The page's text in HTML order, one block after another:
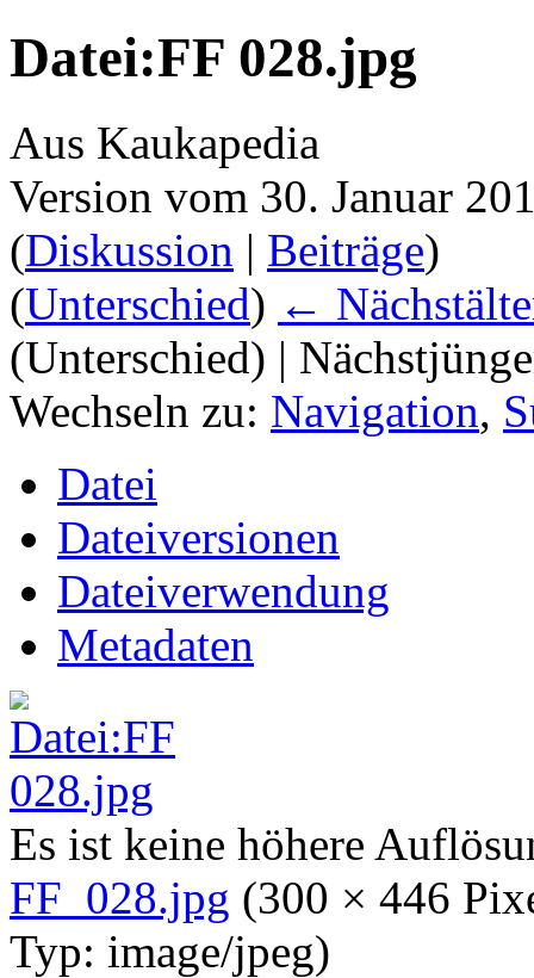
Datei:FF 028.jpg
Aus Kaukapedia
Version vom 30. Januar
(Diskussion | Beiträge)
(Unterschied) ←
(Unterschied) |
Wechseln zu: Navigation,
Datei
Dateiversionen
Dateiverwendung
Metadaten
Es ist keine höhere
FF_028.jpg (300 × 446
Typ: image/jpeg)